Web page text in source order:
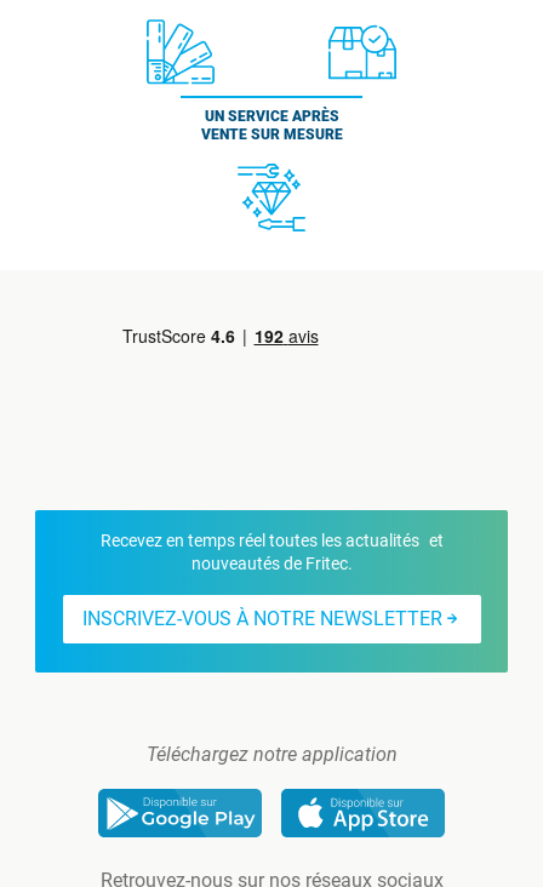
UN SERVICE APRÈS
VENTE SUR MESURE
Recevez en temps réel toutes les actualités et
nouveautés de Fritec.
INSCRIVEZ-VOUS À NOTRE NEWSLETTER
Téléchargez notre application
Retrouvez-nous sur nos réseaux sociaux